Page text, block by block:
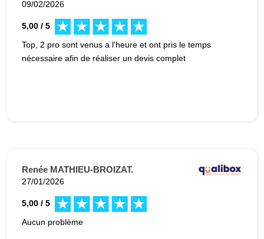
09/02/2026
5,00 / 5
Top, 2 pro sont venus a l'heure et ont pris le temps
nécessaire afin de réaliser un devis complet
Renée MATHIEU-BROIZAT.
27/01/2026
5,00 / 5
Aucun problème